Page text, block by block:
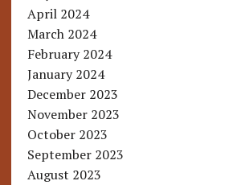
April 2024
March 2024
February 2024
January 2024
December 2023
November 2023
October 2023
September 2023
August 2023